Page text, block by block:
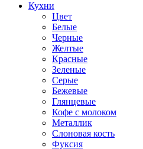
Кухни
Цвет
Белые
Черные
Желтые
Красные
Зеленые
Серые
Бежевые
Глянцевые
Кофе с молоком
Металлик
Слоновая кость
Фуксия